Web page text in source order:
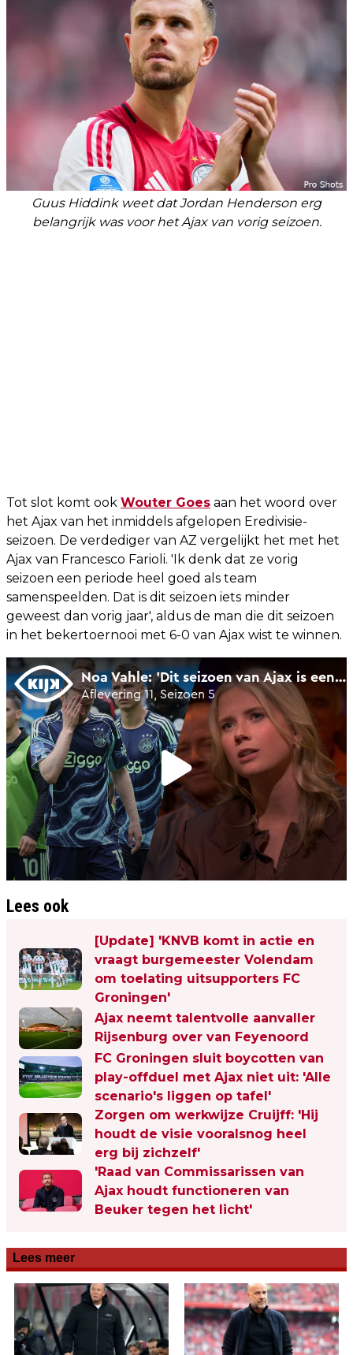
Guus Hiddink weet dat Jordan Henderson erg
belangrijk was voor het Ajax van vorig seizoen.
Tot slot komt ook Wouter Goes aan het woord over
het Ajax van het inmiddels afgelopen Eredivisie-
seizoen. De verdediger van AZ vergelijkt het met het
Ajax van Francesco Farioli. 'Ik denk dat ze vorig
seizoen een periode heel goed als team
samenspeelden. Dat is dit seizoen iets minder
geweest dan vorig jaar', aldus de man die dit seizoen
in het bekertoernooi met 6-0 van Ajax wist te winnen.
Lees ook
[Update] 'KNVB komt in actie en
vraagt burgemeester Volendam
om toelating uitsupporters FC
Groningen'
Ajax neemt talentvolle aanvaller
Rijsenburg over van Feyenoord
FC Groningen sluit boycotten van
play-offduel met Ajax niet uit: 'Alle
scenario's liggen op tafel'
Zorgen om werkwijze Cruijff: 'Hij
houdt de visie vooralsnog heel
erg bij zichzelf'
'Raad van Commissarissen van
Ajax houdt functioneren van
Beuker tegen het licht'